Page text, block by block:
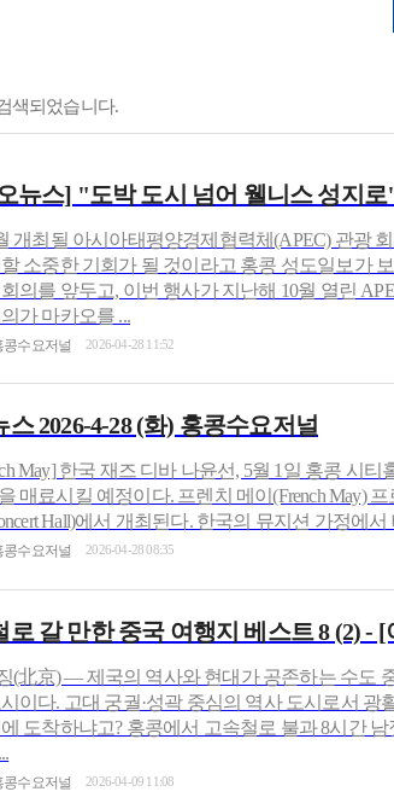
색되었습니다.
뉴스] "도박 도시 넘어 웰니스 성지
개최될 아시아태평양경제협력체(APEC) 관광
소중한 기회가 될 것이라고 홍콩 성도일보가
의를 앞두고, 이번 행사가 지난해 10월 열린
가 마카오를 ...
콩수요저널 2026-04-28 11:52
스 2026-4-28 (화) 홍콩수요저널
May] 한국 재즈 디바 나윤선, 5월 1일 홍콩 시
매료시킬 예정이다. 프렌치 메이(French May)
Hall)에서 개최된다. 한국의 뮤지션 가정에
콩수요저널 2026-04-28 08:35
로 갈 만한 중국 여행지 베스트 8 (2) -
(北京) — 제국의 역사와 현대가 공존하는 수도
이다. 고대 궁궐·성곽 중심의 역사 도시로서
도착하냐고? 홍콩에서 고속철로 불과 8시간
콩수요저널 2026-04-09 11:08